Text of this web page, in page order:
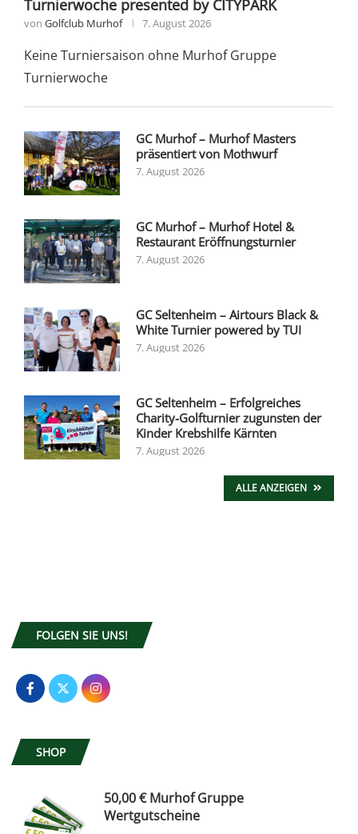
Turnierwoche presented by CITYPARK
von Golfclub Murhof 7. August 2026
Keine Turniersaison ohne Murhof Gruppe
Turnierwoche
GC Murhof – Murhof Masters
präsentiert von Mothwurf
7. August 2026
GC Murhof – Murhof Hotel &
Restaurant Eröffnungsturnier
7. August 2026
GC Seltenheim – Airtours Black &
White Turnier powered by TUI
7. August 2026
GC Seltenheim – Erfolgreiches
Charity-Golfturnier zugunsten der
Kinder Krebshilfe Kärnten
7. August 2026
ALLE ANZEIGEN
FOLGEN SIE UNS!
SHOP
50,00 € Murhof Gruppe
Wertgutscheine